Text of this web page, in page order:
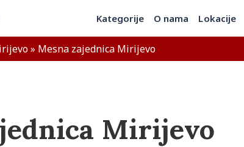
Kategorije O nama Lokacije
» Mesna zajednica Mirijevo
Mirijevo